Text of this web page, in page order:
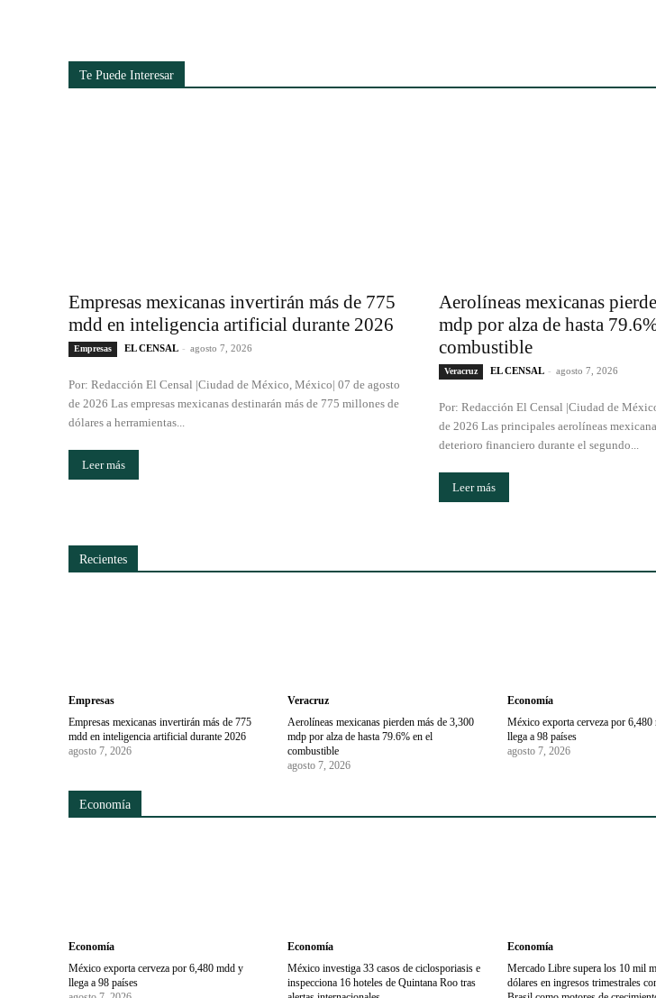
Te Puede Interesar
Empresas mexicanas invertirán más de 775
mdd en inteligencia artificial durante 2026
Empresas EL CENSAL - agosto 7, 2026
Por: Redacción El Censal |Ciudad de México, México| 07 de agosto
de 2026 Las empresas mexicanas destinarán más de 775 millones de
dólares a herramientas...
Leer más
Aerolíneas mexicanas
mdp por alza de hasta
combustible
Veracruz EL CENSAL - agosto 7, 2026
Por: Redacción El Censal |Ciudad de
de 2026 Las principales aerolíneas
deterioro financiero durante el segundo...
Leer más
Recientes
Empresas
Empresas mexicanas invertirán más de 775
mdd en inteligencia artificial durante 2026
agosto 7, 2026
Veracruz
Aerolíneas mexicanas pierden más de 3,300
mdp por alza de hasta 79.6% en el
combustible
agosto 7, 2026
Economía
México exporta cerveza por 6,480
llega a 98 países
agosto 7, 2026
Economía
Economía
México exporta cerveza por 6,480 mdd y
llega a 98 países
Economía
México investiga 33 casos de ciclosporiasis e
inspecciona 16 hoteles de Quintana Roo tras
Economía
Mercado Libre supera los 10 mil
dólares en ingresos trimestrales